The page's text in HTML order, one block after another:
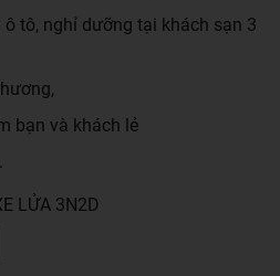
tô, nghỉ dưỡng tại khách sạn 3
bạn và khách lẻ
LỬA 3N2D